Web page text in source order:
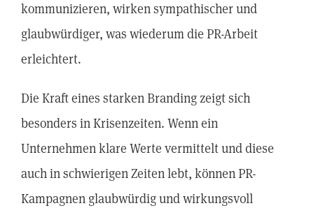
kommunizieren, wirken sympathischer und
glaubwürdiger, was wiederum die PR-Arbeit
erleichtert.
Die Kraft eines starken Branding zeigt sich
besonders in Krisenzeiten. Wenn ein
Unternehmen klare Werte vermittelt und diese
auch in schwierigen Zeiten lebt, können PR-
Kampagnen glaubwürdig und wirkungsvoll